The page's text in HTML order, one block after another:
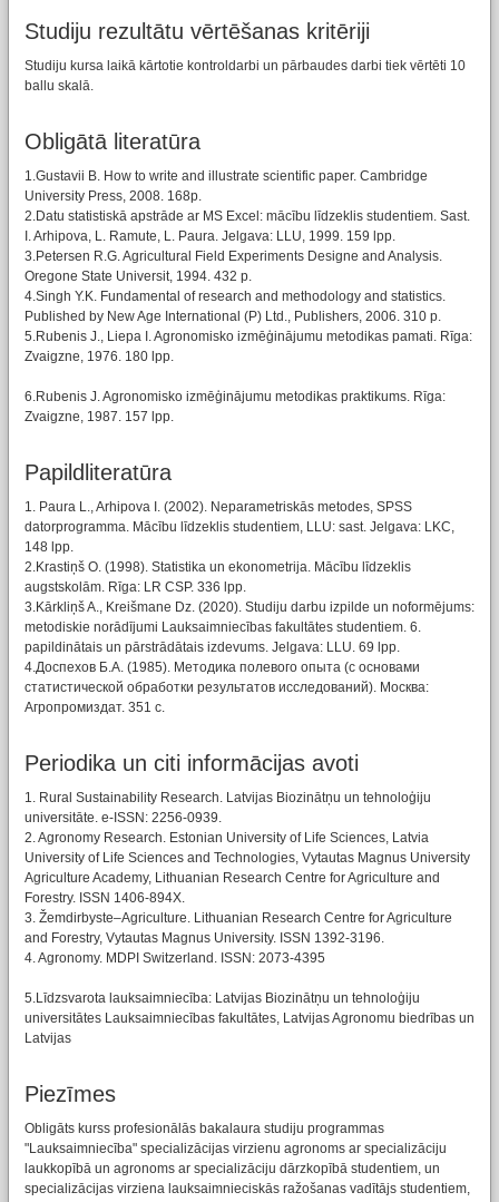
Studiju rezultātu vērtēšanas kritēriji
Studiju kursa laikā kārtotie kontroldarbi un pārbaudes darbi tiek vērtēti 10
ballu skalā.
Obligātā literatūra
1.Gustavii B. How to write and illustrate scientific paper. Cambridge
University Press, 2008. 168p.
2.Datu statistiskā apstrāde ar MS Excel: mācību līdzeklis studentiem. Sast.
I. Arhipova, L. Ramute, L. Paura. Jelgava: LLU, 1999. 159 lpp.
3.Petersen R.G. Agricultural Field Experiments Designe and Analysis.
Oregone State Universit, 1994. 432 p.
4.Singh Y.K. Fundamental of research and methodology and statistics.
Published by New Age International (P) Ltd., Publishers, 2006. 310 p.
5.Rubenis J., Liepa I. Agronomisko izmēģinājumu metodikas pamati. Rīga:
Zvaigzne, 1976. 180 lpp.
6.Rubenis J. Agronomisko izmēģinājumu metodikas praktikums. Rīga:
Zvaigzne, 1987. 157 lpp.
Papildliteratūra
1. Paura L., Arhipova I. (2002). Neparametriskās metodes, SPSS
datorprogramma. Mācību līdzeklis studentiem, LLU: sast. Jelgava: LKC,
148 lpp.
2.Krastiņš O. (1998). Statistika un ekonometrija. Mācību līdzeklis
augstskolām. Rīga: LR CSP. 336 lpp.
3.Kārkliņš A., Kreišmane Dz. (2020). Studiju darbu izpilde un noformējums:
metodiskie norādījumi Lauksaimniecības fakultātes studentiem. 6.
papildinātais un pārstrādātais izdevums. Jelgava: LLU. 69 lpp.
4.Доспехов Б.А. (1985). Методика полевого опыта (с основами
статистической обработки результатов исследований). Москва:
Агропромиздат. 351 с.
Periodika un citi informācijas avoti
1. Rural Sustainability Research. Latvijas Biozinātņu un tehnoloģiju
universitāte. e-ISSN: 2256-0939.
2. Agronomy Research. Estonian University of Life Sciences, Latvia
University of Life Sciences and Technologies, Vytautas Magnus University
Agriculture Academy, Lithuanian Research Centre for Agriculture and
Forestry. ISSN 1406-894X.
3. Žemdirbyste–Agriculture. Lithuanian Research Centre for Agriculture
and Forestry, Vytautas Magnus University. ISSN 1392-3196.
4. Agronomy. MDPI Switzerland. ISSN: 2073-4395
5.Līdzsvarota lauksaimniecība: Latvijas Biozinātņu un tehnoloģiju
universitātes Lauksaimniecības fakultātes, Latvijas Agronomu biedrības un
Latvijas
Piezīmes
Obligāts kurss profesionālās bakalaura studiju programmas
"Lauksaimniecība" specializācijas virzienu agronoms ar specializāciju
laukkopībā un agronoms ar specializāciju dārzkopībā studentiem, un
specializācijas virziena lauksaimnieciskās ražošanas vadītājs studentiem,